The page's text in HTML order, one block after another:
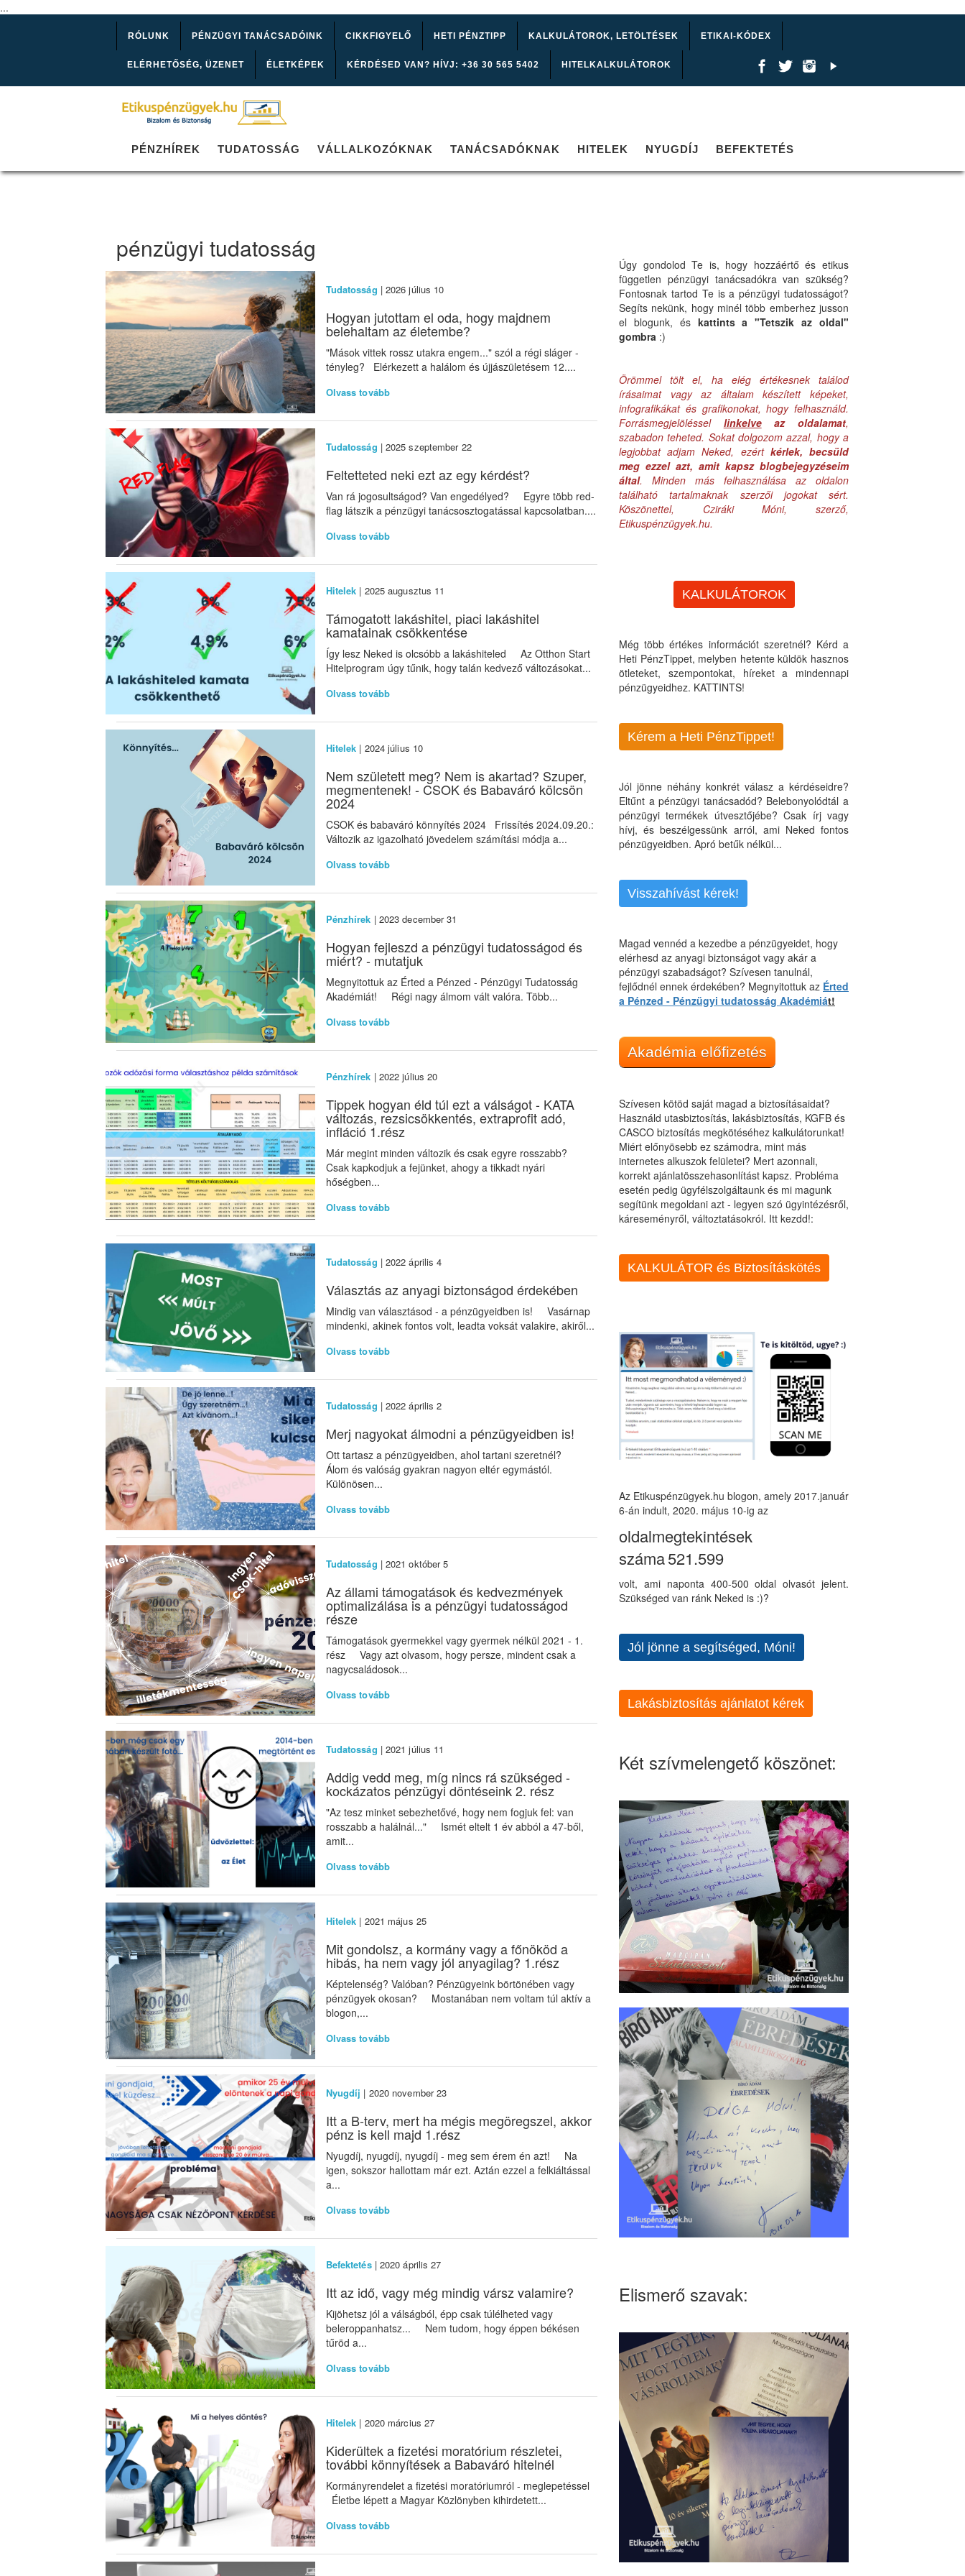
...
RÓLUNK PÉNZÜGYI TANÁCSADÓINK CIKKFIGYELŐ HETI PÉNZTIPP KALKULÁTOROK, LETÖLTÉSEK ETIKAI-KÓDEX
ELÉRHETŐSÉG, ÜZENET ÉLETKÉPEK KÉRDÉSED VAN? HÍVJ: +36 30 565 5402 HITELKALKULÁTOROK
PÉNZHÍREK TUDATOSSÁG VÁLLALKOZÓKNAK TANÁCSADÓKNAK HITELEK NYUGDÍJ BEFEKTETÉS
pénzügyi tudatosság
Tudatosság | 2026 július 10
Hogyan jutottam el oda, hogy majdnem
belehaltam az életembe?
"Mások vittek rossz utakra engem..." szól a régi sláger -
tényleg? Elérkezett a halálom és újjászületésem 12....
Olvass tovább
Tudatosság | 2025 szeptember 22
Feltetteted neki ezt az egy kérdést?
Van rá jogosultságod? Van engedélyed? Egyre több red-
flag látszik a pénzügyi tanácsosztogatással kapcsolatban....
Olvass tovább
Hitelek | 2025 augusztus 11
Támogatott lakáshitel, piaci lakáshitel
kamatainak csökkentése
Így lesz Neked is olcsóbb a lakáshiteled Az Otthon Start
Hitelprogram úgy tűnik, hogy talán kedvező változásokat...
Olvass tovább
Hitelek | 2024 július 10
Nem született meg? Nem is akartad? Szuper,
megmentenek! - CSOK és Babaváró kölcsön
2024
CSOK és babaváró könnyítés 2024 Frissítés 2024.09.20.:
Változik az igazolható jövedelem számítási módja a...
Olvass tovább
Pénzhírek | 2023 december 31
Hogyan fejleszd a pénzügyi tudatosságod és
miért? - mutatjuk
Megnyitottuk az Érted a Pénzed - Pénzügyi Tudatosság
Akadémiát! Régi nagy álmom vált valóra. Több...
Olvass tovább
Pénzhírek | 2022 július 20
Tippek hogyan éld túl ezt a válságot - KATA
változás, rezsicsökkentés, extraprofit adó,
infláció 1.rész
Már megint minden változik és csak egyre rosszabb?
Csak kapkodjuk a fejünket, ahogy a tikkadt nyári
hőségben...
Olvass tovább
Tudatosság | 2022 április 4
Választás az anyagi biztonságod érdekében
Mindig van választásod - a pénzügyeidben is! Vasárnap
mindenki, akinek fontos volt, leadta voksát valakire, akiről...
Olvass tovább
Tudatosság | 2022 április 2
Merj nagyokat álmodni a pénzügyeidben is!
Ott tartasz a pénzügyeidben, ahol tartani szeretnél?
Álom és valóság gyakran nagyon eltér egymástól.
Különösen...
Olvass tovább
Tudatosság | 2021 október 5
Az állami támogatások és kedvezmények
optimalizálása is a pénzügyi tudatosságod
része
Támogatások gyermekkel vagy gyermek nélkül 2021 - 1.
rész Vagy azt olvasom, hogy persze, mindent csak a
nagycsaládosok...
Olvass tovább
Tudatosság | 2021 július 11
Addig vedd meg, míg nincs rá szükséged -
kockázatos pénzügyi döntéseink 2. rész
"Az tesz minket sebezhetővé, hogy nem fogjuk fel: van
rosszabb a halálnál..." Ismét eltelt 1 év abból a 47-ből,
amit...
Olvass tovább
Hitelek | 2021 május 25
Mit gondolsz, a kormány vagy a főnököd a
hibás, ha nem vagy jól anyagilag? 1.rész
Képtelenség? Valóban? Pénzügyeink börtönében vagy
pénzügyek okosan? Mostanában nem voltam túl aktív a
blogon,...
Olvass tovább
Nyugdíj | 2020 november 23
Itt a B-terv, mert ha mégis megöregszel, akkor
pénz is kell majd 1.rész
Nyugdíj, nyugdíj, nyugdíj - meg sem érem én azt! Na
igen, sokszor hallottam már ezt. Aztán ezzel a felkiáltással
a...
Olvass tovább
Befektetés| 2020 április 27
Itt az idő, vagy még mindig vársz valamire?
Kijöhetsz jól a válságból, épp csak túlélheted vagy
beleroppanhatsz... Nem tudom, hogy éppen békésen
tűröd a...
Olvass tovább
Hitelek | 2020 március 27
Kiderültek a fizetési moratórium részletei,
további könnyítések a Babaváró hitelnél
Kormányrendelet a fizetési moratóriumról - meglepetéssel
Életbe lépett a Magyar Közlönyben kihirdetett...
Olvass tovább
Úgy gondolod Te is, hogy hozzáértő és etikus
független pénzügyi tanácsadókra van szükség?
Fontosnak tartod Te is a pénzügyi tudatosságot?
Segíts nekünk, hogy minél több emberhez jusson
el blogunk, és kattints a "Tetszik az oldal"
gombra :)
Örömmel tölt el, ha elég értékesnek találod
írásaimat vagy az általam készített képeket,
infografikákat és grafikonokat, hogy felhasználd.
Forrásmegjelöléssel linkelveaz oldalamat,
szabadon teheted. Sokat dolgozom azzal, hogy a
legjobbat adjam Neked, ezért kérlek, becsüld
meg ezzel azt, amit kapsz blogbejegyzéseim
által. Minden más felhasználása az oldalon
található tartalmaknak szerzői jogokat sért.
Köszönettel, Cziráki Móni, szerző,
Etikuspénzügyek.hu.
KALKULÁTOROK
Még több értékes információt szeretnél? Kérd a
Heti PénzTippet, melyben hetente küldök hasznos
ötleteket, szempontokat, híreket a mindennapi
pénzügyeidhez. KATTINTS!
Kérem a Heti PénzTippet!
Jól jönne néhány konkrét válasz a kérdéseidre?
Eltűnt a pénzügyi tanácsadód? Belebonyolódtál a
pénzügyi termékek útvesztőjébe? Csak írj vagy
hívj, és beszélgessünk arról, ami Neked fontos
pénzügyeidben. Apró betűk nélkül...
Visszahívást kérek!
Magad vennéd a kezedbe a pénzügyeidet, hogy
elérhesd az anyagi biztonságot vagy akár a
pénzügyi szabadságot? Szívesen tanulnál,
fejlődnél ennek érdekében? Megnyitottuk az Érted
a Pénzed - Pénzügyi tudatosság Akadémiát!
Akadémia előfizetés
Szívesen kötöd saját magad a biztosításaidat?
Használd utasbiztosítás, lakásbiztosítás, KGFB és
CASCO biztosítás megkötéséhez kalkulátorunkat!
Miért előnyösebb ez számodra, mint más
internetes alkuszok felületei? Mert azonnali,
korrekt ajánlatösszehasonlítást kapsz. Probléma
esetén pedig ügyfélszolgáltaunk és mi magunk
segítünk megoldani azt - legyen szó ügyintézésről,
káreseményről, változtatásokról. Itt kezdd!:
KALKULÁTOR és Biztosításkötés
Az Etikuspénzügyek.hu blogon, amely 2017.január
6-án indult, 2020. május 10-ig az
oldalmegtekintések
száma521.599
volt, ami naponta 400-500 oldal olvasót jelent.
Szükséged van ránk Neked is :)?
Jól jönne a segítséged, Móni!
Lakásbiztosítás ajánlatot kérek
Két szívmelengető köszönet:
Elismerő szavak: